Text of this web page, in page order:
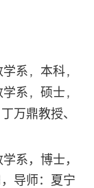
学系 ， 本科，
学系 ， 硕士 ，
丁万鼎教授、
系，博士，
导师：夏宁